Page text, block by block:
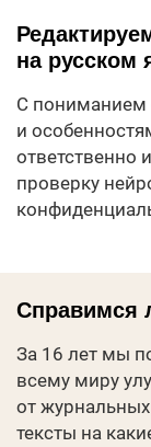
на русском
С пониманием
и
ответственно
проверку
Справимся
За 16 лет мы
всему миру
от
тексты на